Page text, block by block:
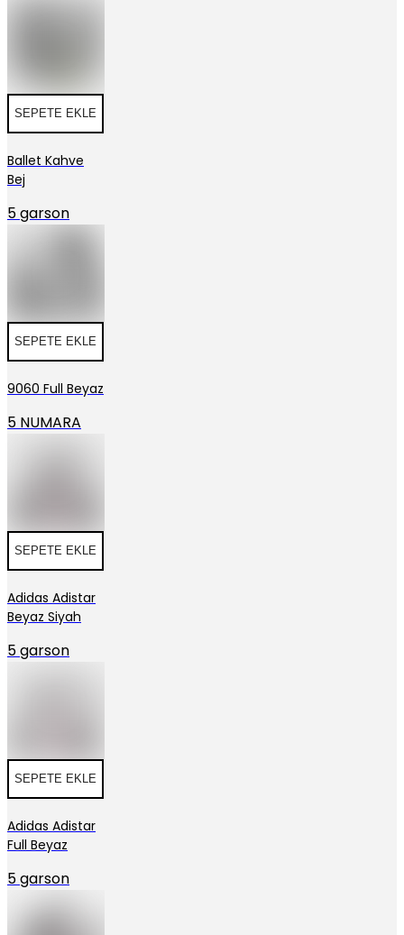
SEPETE EKLE
Ballet Kahve
Bej
5 garson
SEPETE EKLE
9060 Full Beyaz
5 NUMARA
SEPETE EKLE
Adidas Adistar
Beyaz Siyah
5 garson
SEPETE EKLE
Adidas Adistar
Full Beyaz
5 garson